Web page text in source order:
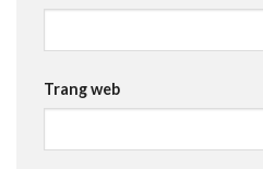
Trang web